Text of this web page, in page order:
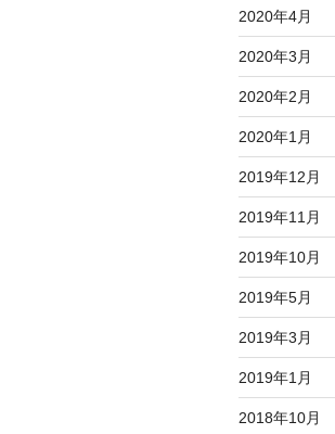
2020年4月
2020年3月
2020年2月
2020年1月
2019年12月
2019年11月
2019年10月
2019年5月
2019年3月
2019年1月
2018年10月